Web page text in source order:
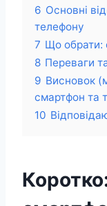
6 Основні
телефону
7 Що обрати:
8 Переваги
9 Висновок
смартфон та
10